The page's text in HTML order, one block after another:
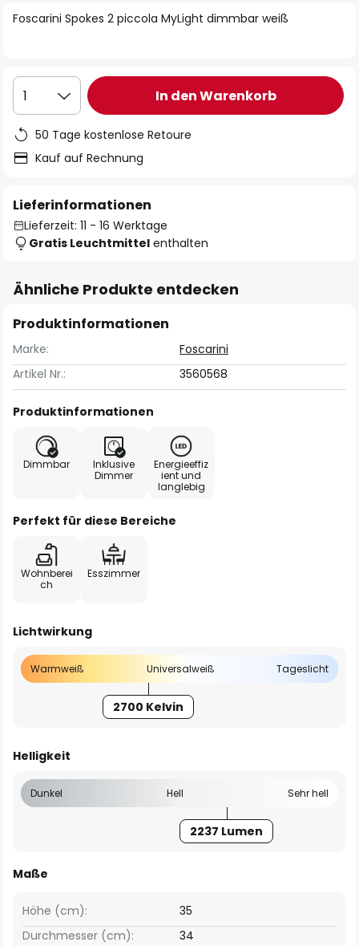
Foscarini Spokes 2 piccola MyLight dimmbar weiß
1 In den Warenkorb
50 Tage kostenlose Retoure
Kauf auf Rechnung
Lieferinformationen
Lieferzeit: 11 - 16 Werktage
Gratis Leuchtmittel enthalten
Ähnliche Produkte entdecken
Produktinformationen
Marke:
Foscarini
Artikel Nr.:
3560568
Produktinformationen
Dimmbar
Inklusive
Dimmer
Energieeffiz
ient und
langlebig
Perfekt für diese Bereiche
Wohnberei
ch
Esszimmer
Lichtwirkung
Warmweiß Universalweiß Tageslicht
2700 Kelvin
Helligkeit
Dunkel Hell Sehr hell
2237 Lumen
Maße
Höhe (cm):
35
Durchmesser (cm):
34